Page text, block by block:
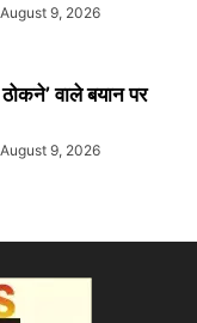
August 9, 2026
वाले बयान पर
August 9, 2026